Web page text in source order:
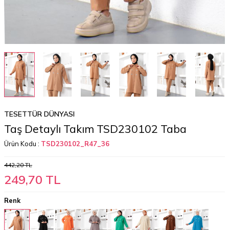
TESETTÜR DÜNYASI
Taş Detaylı Takım TSD230102 Taba
Ürün Kodu : TSD230102_R47_36
442,20TL
249,70 TL
Renk